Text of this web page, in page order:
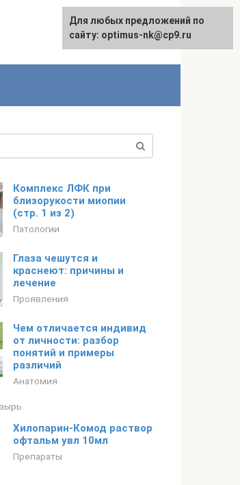
English
Комплекс ЛФК при
близорукости миопии
(стр. 1 из 2)
Патологии
Глаза чешутся и
краснеют: причины и
лечение
Проявления
Чем отличается индивид
от личности: разбор
понятий и примеры
различий
Анатомия
Хилопарин-Комод раствор
офтальм увл 10мл
Препараты
Для любых предложений по
сайту: optimus-nk@cp9.ru